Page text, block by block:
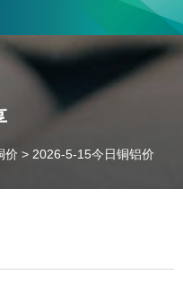
咨询！
联系电话：18037947756
价 > 2026-5-15今日铜铝价